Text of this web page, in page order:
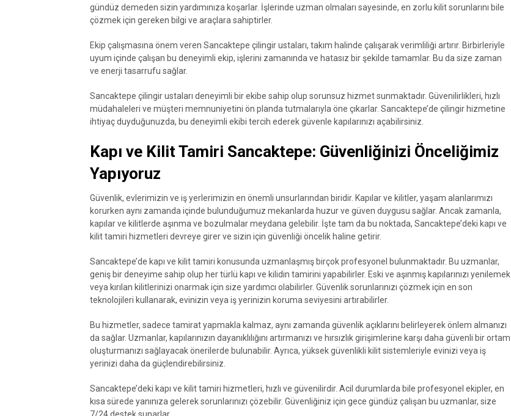
gündüz demeden sizin yardımınıza koşarlar. İşlerinde uzman olmaları sayesinde, en zorlu kilit sorunlarını bile
çözmek için gereken bilgi ve araçlara sahiptirler.
Ekip çalışmasına önem veren Sancaktepe çilingir ustaları, takım halinde çalışarak verimliliği artırır. Birbirleriyle
uyum içinde çalışan bu deneyimli ekip, işlerini zamanında ve hatasız bir şekilde tamamlar. Bu da size zaman
ve enerji tasarrufu sağlar.
Sancaktepe çilingir ustaları deneyimli bir ekibe sahip olup sorunsuz hizmet sunmaktadır. Güvenilirlikleri, hızlı
müdahaleleri ve müşteri memnuniyetini ön planda tutmalarıyla öne çıkarlar. Sancaktepe’de çilingir hizmetine
ihtiyaç duyduğunuzda, bu deneyimli ekibi tercih ederek güvenle kapılarınızı açabilirsiniz.
Kapı ve Kilit Tamiri Sancaktepe: Güvenliğinizi Önceliğimiz
Yapıyoruz
Güvenlik, evlerimizin ve iş yerlerimizin en önemli unsurlarından biridir. Kapılar ve kilitler, yaşam alanlarımızı
korurken aynı zamanda içinde bulunduğumuz mekanlarda huzur ve güven duygusu sağlar. Ancak zamanla,
kapılar ve kilitlerde aşınma ve bozulmalar meydana gelebilir. İşte tam da bu noktada, Sancaktepe’deki kapı ve
kilit tamiri hizmetleri devreye girer ve sizin için güvenliği öncelik haline getirir.
Sancaktepe’de kapı ve kilit tamiri konusunda uzmanlaşmış birçok profesyonel bulunmaktadır. Bu uzmanlar,
geniş bir deneyime sahip olup her türlü kapı ve kilidin tamirini yapabilirler. Eski ve aşınmış kapılarınızı yenilemek
veya kırılan kilitlerinizi onarmak için size yardımcı olabilirler. Güvenlik sorunlarınızı çözmek için en son
teknolojileri kullanarak, evinizin veya iş yerinizin koruma seviyesini artırabilirler.
Bu hizmetler, sadece tamirat yapmakla kalmaz, aynı zamanda güvenlik açıklarını belirleyerek önlem almanızı
da sağlar. Uzmanlar, kapılarınızın dayanıklılığını artırmanızı ve hırsızlık girişimlerine karşı daha güvenli bir ortam
oluşturmanızı sağlayacak önerilerde bulunabilir. Ayrıca, yüksek güvenlikli kilit sistemleriyle evinizi veya iş
yerinizi daha da güçlendirebilirsiniz.
Sancaktepe’deki kapı ve kilit tamiri hizmetleri, hızlı ve güvenilirdir. Acil durumlarda bile profesyonel ekipler, en
kısa sürede yanınıza gelerek sorunlarınızı çözebilir. Güvenliğiniz için gece gündüz çalışan bu uzmanlar, size